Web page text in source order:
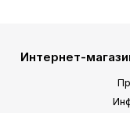
Интернет-